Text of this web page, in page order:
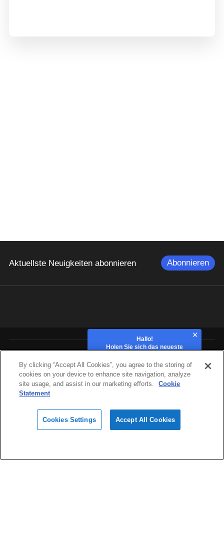
Aktuellste Neuigkeiten abonnieren Abonnieren
Hardware
Materialien
Hallo!
Holen Sie sich das neueste
By clicking “Accept All Cookies”, you agree to the storing of
cookies on your device to enhance site navigation, analyze
site usage, and assist in our marketing efforts.
Cookie
Statement
Cookies Settings Accept All Cookies